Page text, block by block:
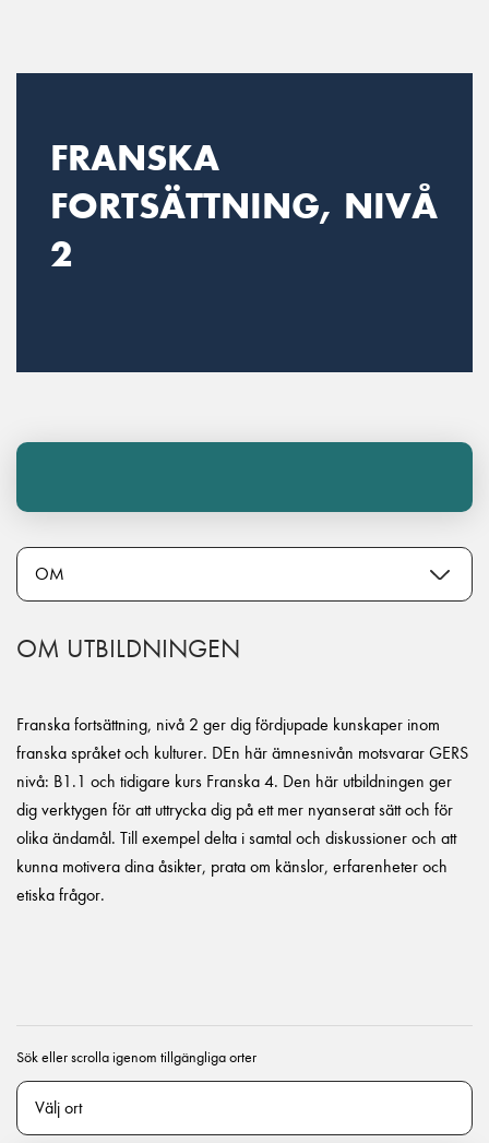
FRANSKA
FORTSÄTTNING, NIVÅ
2
OM UTBILDNINGEN
Franska fortsättning, nivå 2 ger dig fördjupade kunskaper inom
franska språket och kulturer. DEn här ämnesnivån motsvarar GERS
nivå: B1.1 och tidigare kurs Franska 4. Den här utbildningen ger
dig verktygen för att uttrycka dig på ett mer nyanserat sätt och för
olika ändamål. Till exempel delta i samtal och diskussioner och att
kunna motivera dina åsikter, prata om känslor, erfarenheter och
etiska frågor.
Sök eller scrolla igenom tillgängliga orter